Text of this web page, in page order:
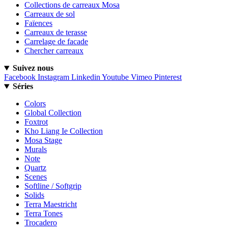
Collections de carreaux Mosa
Carreaux de sol
Faïences
Carreaux de terasse
Carrelage de facade
Chercher carreaux
Suivez nous
Facebook Instagram Linkedin Youtube Vimeo Pinterest
Séries
Colors
Global Collection
Foxtrot
Kho Liang Ie Collection
Mosa Stage
Murals
Note
Quartz
Scenes
Softline / Softgrip
Solids
Terra Maestricht
Terra Tones
Trocadero